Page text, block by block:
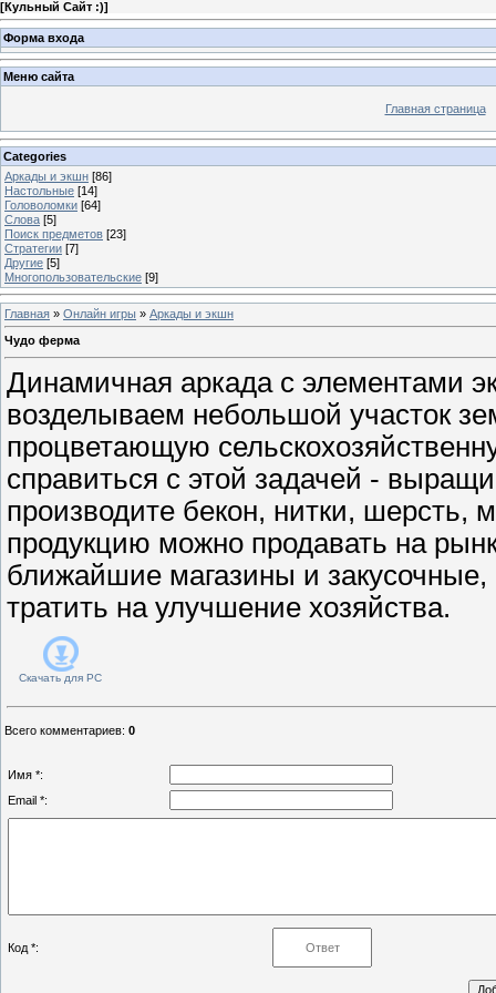
[Кульный Сайт :)]
Форма входа
Меню сайта
Главная страница
Categories
Аркады и экшн [86]
Настольные [14]
Головоломки [64]
Слова [5]
Поиск предметов [23]
Стратегии [7]
Другие [5]
Многопользовательские [9]
Главная » Онлайн игры » Аркады и экшн
Чудо ферма
Динамичная аркада с элементами
возделываем небольшой участок
процветающую
справиться с этой задачей -
производите бекон, нитки, шерсть,
продукцию можно продавать на
ближайшие магазины и
тратить на улучшение хозяйства.
Скачать для PC
Всего комментариев: 0
Имя *:
Email *:
Код *: